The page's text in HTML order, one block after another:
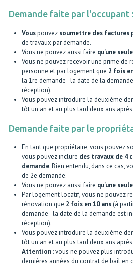
Demande faite par l'occupant :
Vouspouvez soumettre des factures
de travaux par demande.
Vous ne pouvez aussi faire qu'une
Vous ne pouvez recevoir une prime de
personne et par logement que 2 fois
la 1re demande - la date de la
réception).
Vous pouvez introduire la deuxième
tôt un an et au plus tard deux ans
Demande faite par le
En tant que propriétaire, vous pouvez
vous pouvez inclure des travaux de 4
demande. Bien entendu, dans ce cas,
de 2e demande.
Vous ne pouvez aussi faire qu'une
Par logement locatif, vous ne pouvez
rénovation que 2 fois en 10 ans(à
demande - la date de la demande est
réception).
Vous pouvez introduire la deuxième
tôt un an et au plus tard deux ans
Attention : vous ne pouvez plus
dernières années du contrat de bail en